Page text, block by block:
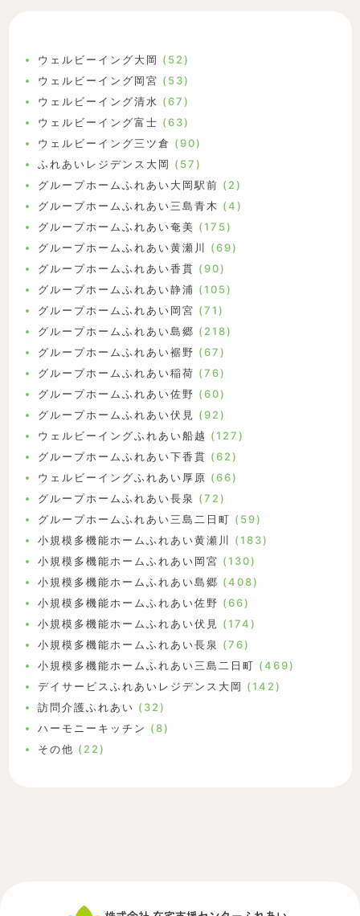
ウェルビーイング大岡 (52)
ウェルビーイング岡宮 (53)
ウェルビーイング清水 (67)
ウェルビーイング富士 (63)
ウェルビーイング三ツ倉 (90)
ふれあいレジデンス大岡 (57)
グループホームふれあい大岡駅前 (2)
グループホームふれあい三島青木 (4)
グループホームふれあい奄美 (175)
グループホームふれあい黄瀬川
(69)
グループホームふれあい香貫 (90)
グループホームふれあい静浦 (105)
グループホームふれあい岡宮 (71)
グループホームふれあい島郷 (218)
グループホームふれあい裾野 (67)
グループホームふれあい稲荷 (76)
グループホームふれあい佐野 (60)
グループホームふれあい伏見
(92)
ウェルビーイングふれあい船越 (127)
グループホームふれあい下香貫 (62)
ウェルビーイングふれあい厚原 (66)
グループホームふれあい長泉 (72)
グループホームふれあい三島二日町 (59)
小規模多機能ホームふれあい黄瀬川
(183)
小規模多機能ホームふれあい岡宮 (130)
小規模多機能ホームふれあい島郷 (408)
小規模多機能ホームふれあい佐野 (66)
小規模多機能ホームふれあい伏見
(174)
小規模多機能ホームふれあい長泉 (76)
小規模多機能ホームふれあい三島二日町 (469)
デイサービスふれあいレジデンス大岡 (142)
訪問介護ふれあい (32)
ハーモニーキッチン (8)
その他 (22)